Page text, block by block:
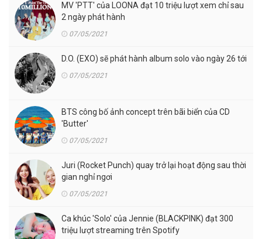
MV 'PTT' của LOONA đạt 10 triệu lượt xem chỉ sau
2 ngày phát hành
07/05/2021
D.O. (EXO) sẽ phát hành album solo vào ngày 26 tới
07/05/2021
BTS công bố ảnh concept trên bãi biển của CD
'Butter'
07/05/2021
Juri (Rocket Punch) quay trở lại hoạt động sau thời
gian nghỉ ngơi
07/05/2021
Ca khúc 'Solo' của Jennie (BLACKPINK) đạt 300
triệu lượt streaming trên Spotify